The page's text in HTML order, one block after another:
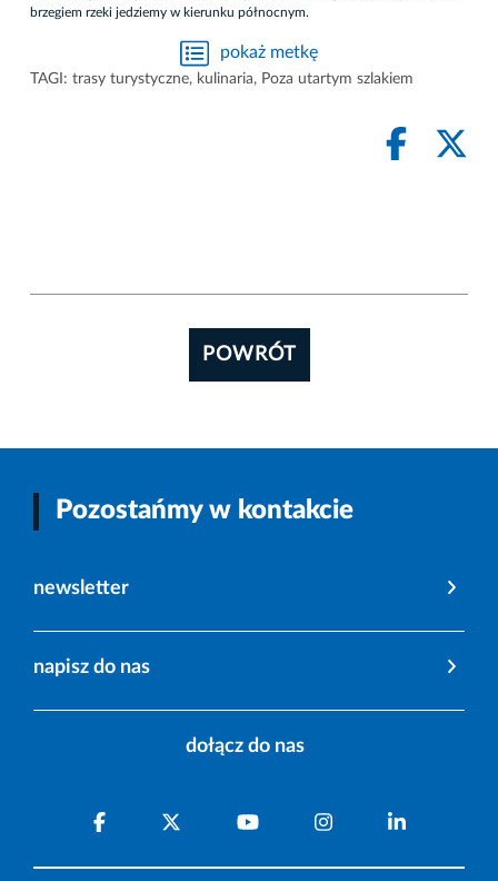
brzegiem rzeki jedziemy w kierunku północnym.
pokaż metkę
TAGI: trasy turystyczne, kulinaria, Poza utartym szlakiem
POWRÓT
Pozostańmy w kontakcie
newsletter
napisz do nas
dołącz do nas